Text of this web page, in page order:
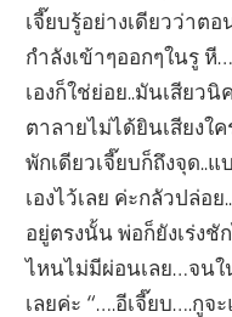
เจี๊ยบรู้อย่างเดียวว่าต
กำลังเข้าๆออกๆในรู หี
เองก็ใช่ย่อย..มันเสียว
ตาลายไม่ได้ยินเสียงใ
พักเดียวเจี๊ยบก็ถึงจุด..
เองไว้เลย ค่ะกลัวปล่อ
อยู่ตรงนั้น พ่อก็ยังเร่งชั
ไหนไม่มีผ่อนเลย…จน
เลยค่ะ “….อีเจี๊ยบ….กู